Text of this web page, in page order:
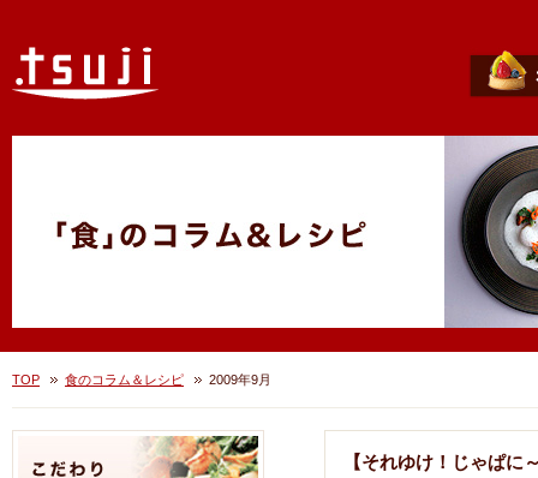
TOP 食のコラム＆レシピ 2009年9月
【それゆけ！じゃぱに